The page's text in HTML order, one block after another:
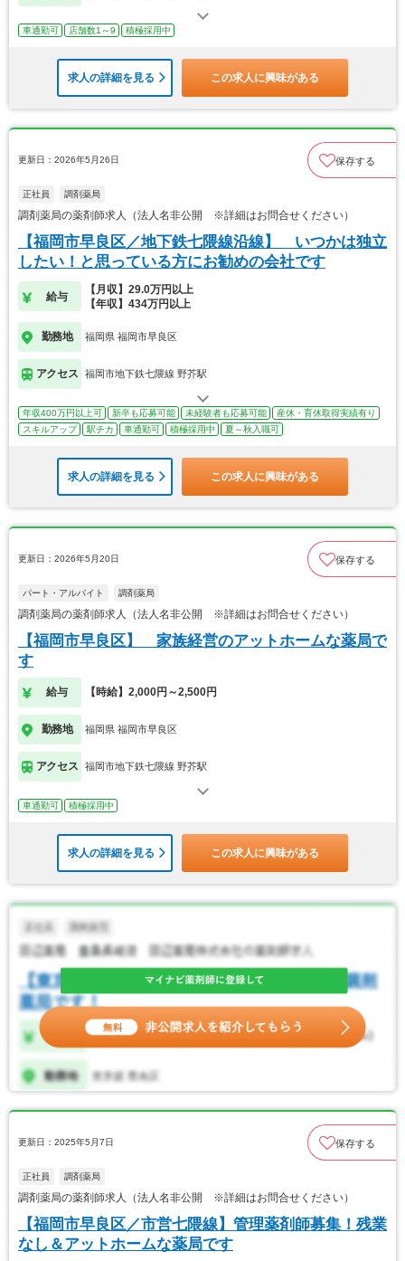
車通勤可 店舗数1～9 積極採用中
求人の詳細を見る この求人に興味がある
更新日：2026年5月26日 保存する
正社員 調剤薬局
調剤薬局の薬剤師求人（法人名非公開 ※詳細はお問合せください）
【福岡市早良区／地下鉄七隈線沿線】 いつかは独立
したい！と思っている方にお勧めの会社です
給与
【月収】29.0万円以上
【年収】434万円以上
勤務地 福岡県 福岡市早良区
アクセス 福岡市地下鉄七隈線 野芥駅
年収400万円以上可 新卒も応募可能 未経験者も応募可能
産休・育休取得実績有り
スキルアップ
駅チカ 車通勤可 積極採用中 夏～秋入職可
求人の詳細を見る この求人に興味がある
更新日：2026年5月20日 保存する
パート・アルバイト 調剤薬局
調剤薬局の薬剤師求人（法人名非公開 ※詳細はお問合せください）
【福岡市早良区】 家族経営のアットホームな薬局で
す
給与 【時給】2,000円～2,500円
勤務地 福岡県 福岡市早良区
アクセス 福岡市地下鉄七隈線 野芥駅
車通勤可 積極採用中
求人の詳細を見る この求人に興味がある
更新日：2025年5月7日 保存する
正社員 調剤薬局
調剤薬局の薬剤師求人（法人名非公開 ※詳細はお問合せください）
【福岡市早良区／市営七隈線】管理薬剤師募集！残業
なし＆アットホームな薬局です